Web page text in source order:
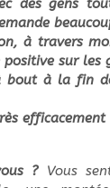
des gens
à travers
sur les
bout à la fin
?Vous